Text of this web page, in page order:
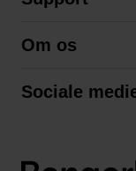
Betingelser
Om os
Sociale